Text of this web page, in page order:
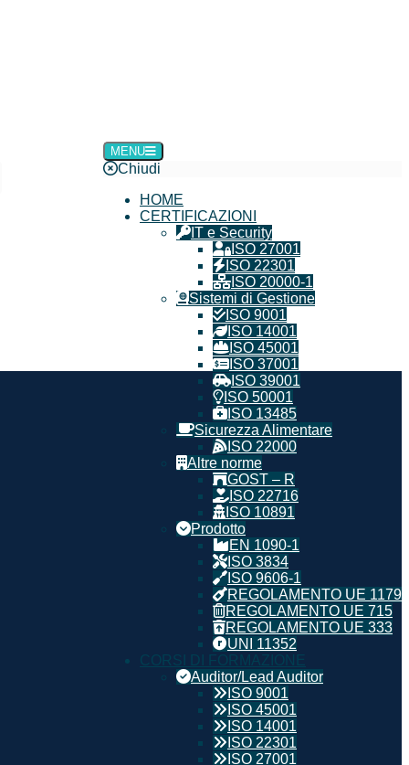
MENU
Chiudi
HOME
CERTIFICAZIONI
IT e Security
ISO 27001
ISO 22301
ISO 20000-1
Sistemi di Gestione
ISO 9001
ISO 14001
ISO 45001
ISO 37001
ISO 39001
ISO 50001
ISO 13485
Sicurezza Alimentare
ISO 22000
Altre norme
GOST – R
ISO 22716
ISO 10891
Prodotto
EN 1090-1
ISO 3834
ISO 9606-1
REGOLAMENTO UE 1179
REGOLAMENTO UE 715
REGOLAMENTO UE 333
UNI 11352
CORSI DI FORMAZIONE
Auditor/Lead Auditor
ISO 9001
ISO 45001
ISO 14001
ISO 22301
ISO 27001